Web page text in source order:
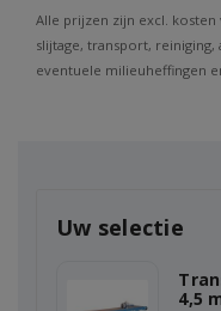
Alle prijzen zijn excl.
slijtage, transport,
eventuele milieuheffingen
Uw selectie
4,5